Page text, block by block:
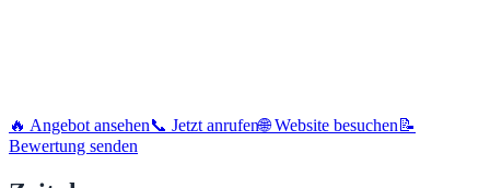
🔥 Angebot ansehen📞 Jetzt anrufen🌐 Website besuchen 📝
Bewertung senden